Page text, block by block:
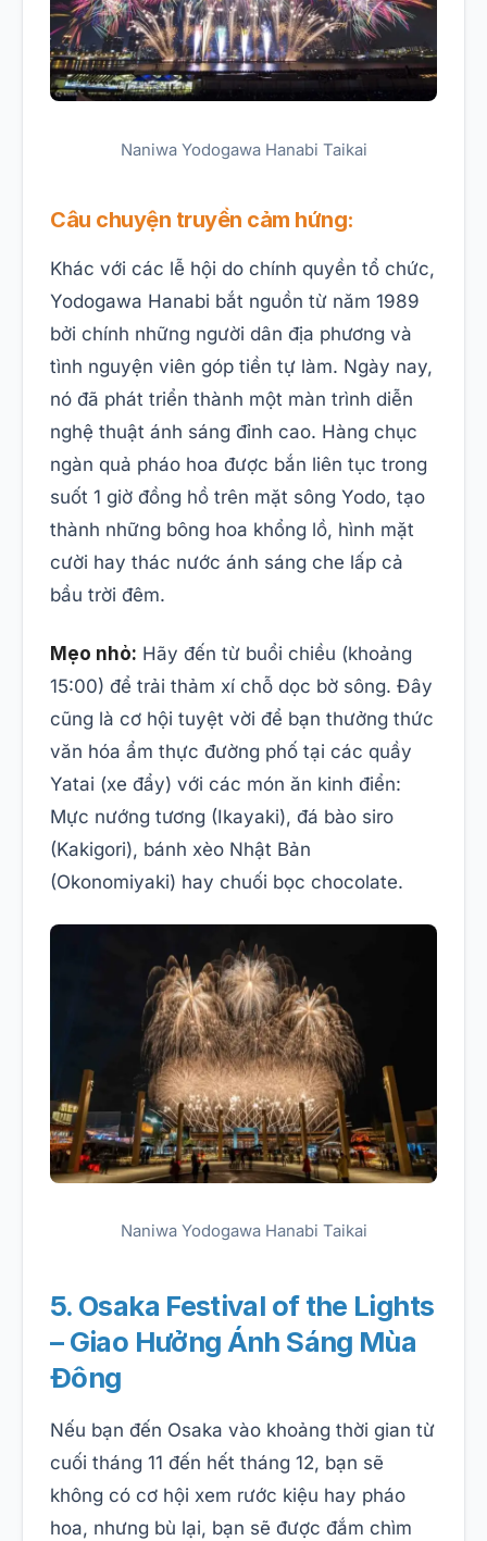
Naniwa Yodogawa Hanabi Taikai
Câu chuyện truyền cảm hứng:
Khác với các lễ hội do chính quyền tổ chức,
Yodogawa Hanabi bắt nguồn từ năm 1989
bởi chính những người dân địa phương và
tình nguyện viên góp tiền tự làm. Ngày nay,
nó đã phát triển thành một màn trình diễn
nghệ thuật ánh sáng đỉnh cao. Hàng chục
ngàn quả pháo hoa được bắn liên tục trong
suốt 1 giờ đồng hồ trên mặt sông Yodo, tạo
thành những bông hoa khổng lồ, hình mặt
cười hay thác nước ánh sáng che lấp cả
bầu trời đêm.
Mẹo nhỏ: Hãy đến từ buổi chiều (khoảng
15:00) để trải thảm xí chỗ dọc bờ sông. Đây
cũng là cơ hội tuyệt vời để bạn thưởng thức
văn hóa ẩm thực đường phố tại các quầy
Yatai (xe đẩy) với các món ăn kinh điển:
Mực nướng tương (Ikayaki), đá bào siro
(Kakigori), bánh xèo Nhật Bản
(Okonomiyaki) hay chuối bọc chocolate.
Naniwa Yodogawa Hanabi Taikai
5. Osaka Festival of the Lights
– Giao Hưởng Ánh Sáng Mùa
Đông
Nếu bạn đến Osaka vào khoảng thời gian từ
cuối tháng 11 đến hết tháng 12, bạn sẽ
không có cơ hội xem rước kiệu hay pháo
hoa, nhưng bù lại, bạn sẽ được đắm chìm